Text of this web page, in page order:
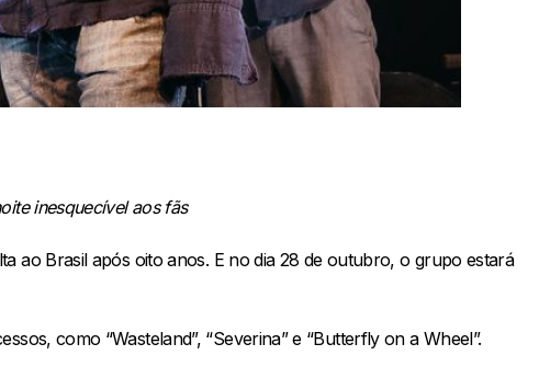
inesquecível aos fãs
ao Brasil após oito anos. E no dia 28 de outubro, o grupo estará
como “Wasteland”, “Severina” e “Butterfly on a Wheel”.